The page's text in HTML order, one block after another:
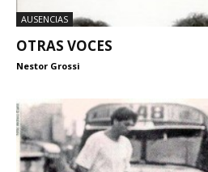
AUSENCIAS
OTRAS VOCES
Nestor Grossi